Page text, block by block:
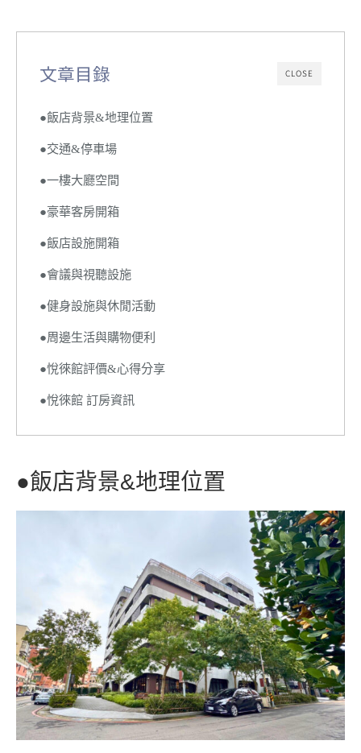
CLOSE
文章目錄
●飯店背景&地理位置
●交通&停車場
●一樓大廳空間
●豪華客房開箱
●飯店設施開箱
●會議與視聽設施
●健身設施與休閒活動
●周邊生活與購物便利
●悅徠館評價&心得分享
●悅徠館 訂房資訊
●飯店背景&地理位置